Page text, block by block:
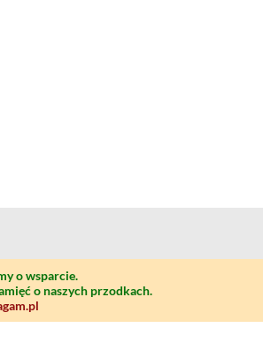
o wsparcie.
o naszych przodkach.